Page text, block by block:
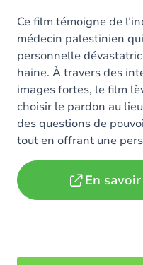
Ce film témoigne de
médecin palestinien
personnelle
haine. À travers des
images fortes, le film
choisir le pardon au
des questions de
tout en offrant une
contemporains.
En